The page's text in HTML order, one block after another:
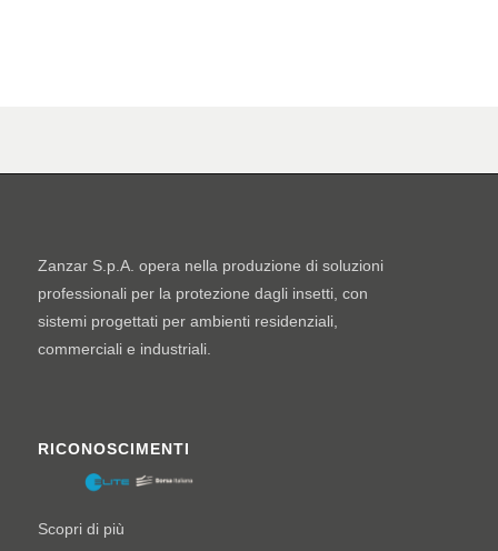
Zanzar S.p.A. opera nella produzione di soluzioni
professionali per la protezione dagli insetti, con
sistemi progettati per ambienti residenziali,
commerciali e industriali.
RICONOSCIMENTI
Scopri di più